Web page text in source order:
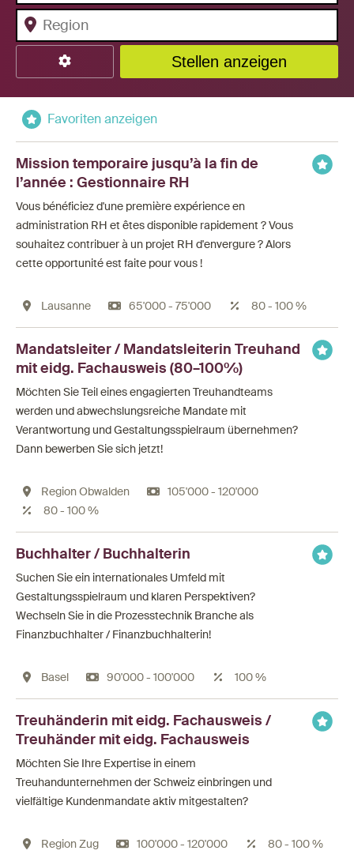
Stellen anzeigen
Favoriten anzeigen
Mission temporaire jusqu’à la fin de
l’année : Gestionnaire RH
Vous bénéficiez d'une première expérience en
administration RH et êtes disponible rapidement ? Vous
souhaitez contribuer à un projet RH d'envergure ? Alors
cette opportunité est faite pour vous !
Lausanne 65'000 - 75'000 80 - 100 %
Mandatsleiter / Mandatsleiterin Treuhand
mit eidg. Fachausweis (80–100%)
Möchten Sie Teil eines engagierten Treuhandteams
werden und abwechslungsreiche Mandate mit
Verantwortung und Gestaltungsspielraum übernehmen?
Dann bewerben Sie sich jetzt!
Region Obwalden
105'000 - 120'000
80 - 100 %
Buchhalter / Buchhalterin
Suchen Sie ein internationales Umfeld mit
Gestaltungsspielraum und klaren Perspektiven?
Wechseln Sie in die Prozesstechnik Branche als
Finanzbuchhalter / Finanzbuchhalterin!
Basel 90'000 - 100'000 100 %
Treuhänderin mit eidg. Fachausweis /
Treuhänder mit eidg. Fachausweis
Möchten Sie Ihre Expertise in einem
Treuhandunternehmen der Schweiz einbringen und
vielfältige Kundenmandate aktiv mitgestalten?
Region Zug 100'000 - 120'000 80 - 100 %